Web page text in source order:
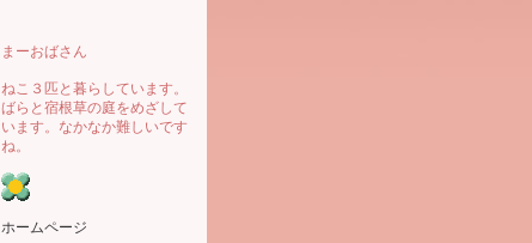
まーおばさん
ねこ３匹と暮らしています。
ばらと宿根草の庭をめざして
います。なかなか難しいです
ね。
ホームページ